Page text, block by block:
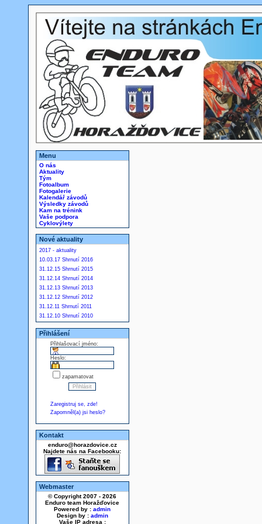
Menu
O nás
Aktuality
Tým
Fotoalbum
Fotogalerie
Kalendář závodů
Výsledky závodů
Kam na trénink
Vaše podpora
Cyklovýlety
Nové aktuality
2017 - aktuality
10.03.17 Shrnutí 2016
31.12.15 Shrnutí 2015
31.12.14 Shrnutí 2014
31.12.13 Shrnutí 2013
31.12.12 Shrnutí 2012
31.12.11 Shrnutí 2011
31.12.10 Shrnutí 2010
Přihlášení
Přihlašovací jméno:
Heslo:
zapamatovat
Zaregistruj se, zde!
Zapomněl(a) jsi heslo?
Kontakt
enduro@horazdovice.cz
Najdete nás na Facebooku:
Webmaster
© Copyright 2007 - 2026
Enduro team Horažďovice
Powered by : admin
Design by : admin
Vaše IP adresa :